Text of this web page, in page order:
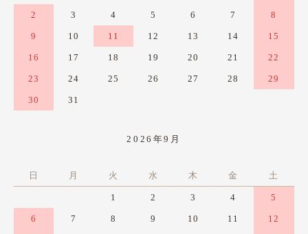
2 3 4 5 6 7 8
9 10 11 12 13 14 15
16 17 18 19 20 21 22
23 24 25 26 27 28 29
30 31
2026年9月
日 月 火 水 木 金 土
1 2 3 4 5
6 7 8 9 10 11 12